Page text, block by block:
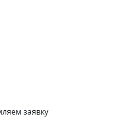
заявку